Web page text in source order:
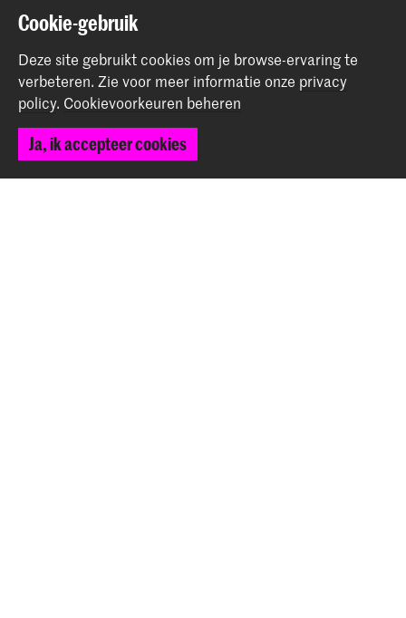
Deel dit item
Contact
Cookie-gebruik
Deze site gebruikt cookies om je browse-ervaring te
verbeteren. Zie voor meer informatie onze privacy
policy. Cookievoorkeuren beheren
Ja, ik accepteer cookies